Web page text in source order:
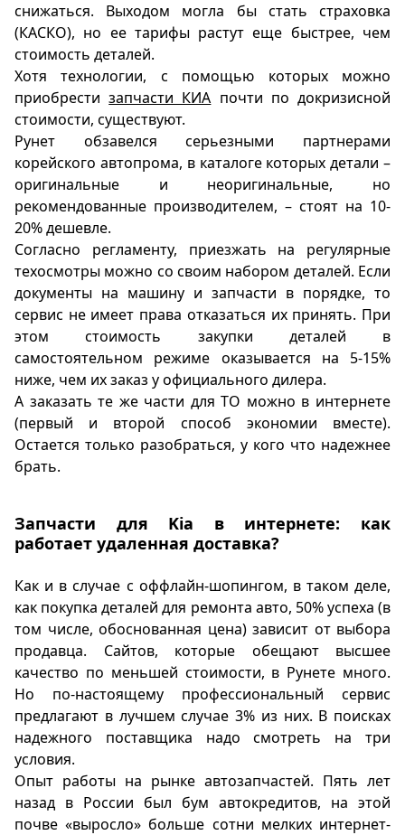
Скачай
Metro
снижаться. Выходом могла бы стать страховка
(КАСКО), но ее тарифы растут еще быстрее, чем
стоимость деталей.
Хотя технологии, с помощью которых можно
приобрестизапчасти КИА почти по докризисной
стоимости, существуют.
Рунет обзавелся серьезными партнерами
корейского автопрома, в каталоге которых детали –
оригинальные и неоригинальные, но
рекомендованные производителем, – стоят на 10-
20% дешевле.
Согласно регламенту, приезжать на регулярные
техосмотры можно со своим набором деталей. Если
документы на машину и запчасти в порядке, то
сервис не имеет права отказаться их принять. При
этом стоимость закупки деталей в
самостоятельном режиме оказывается на 5-15%
ниже, чем их заказ у официального дилера.
А заказать те же части для ТО можно в интернете
(первый и второй способ экономии вместе).
Остается только разобраться, у кого что надежнее
брать.
Запчасти для Kia в интернете: как
работает удаленная доставка?
Как и в случае с оффлайн-шопингом, в таком деле,
как покупка деталей для ремонта авто, 50% успеха (в
том числе, обоснованная цена) зависит от выбора
продавца. Сайтов, которые обещают высшее
качество по меньшей стоимости, в Рунете много.
Но по-настоящему профессиональный сервис
предлагают в лучшем случае 3% из них. В поисках
надежного поставщика надо смотреть на три
условия.
Опыт работы на рынке автозапчастей. Пять лет
назад в России был бум автокредитов, на этой
почве «выросло» больше сотни мелких интернет-